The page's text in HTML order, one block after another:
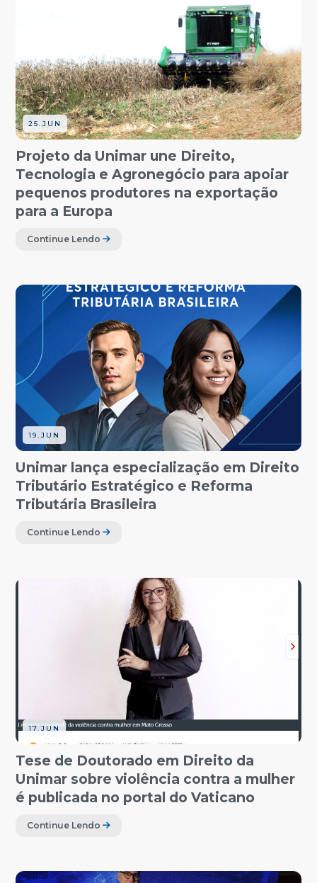
25.JUN
Projeto da Unimar une Direito,
Tecnologia e Agronegócio para apoiar
pequenos produtores na exportação
para a Europa
Continue Lendo
19.JUN
Unimar lança especialização em Direito
Tributário Estratégico e Reforma
Tributária Brasileira
Continue Lendo
17.JUN
Tese de Doutorado em Direito da
Unimar sobre violência contra a mulher
é publicada no portal do Vaticano
Continue Lendo